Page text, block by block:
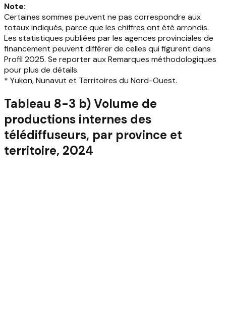
Note:
Certaines sommes peuvent ne pas correspondre aux
totaux indiqués, parce que les chiffres ont été arrondis.
Les statistiques publiées par les agences provinciales de
financement peuvent différer de celles qui figurent dans
Profil 2025. Se reporter aux Remarques méthodologiques
pour plus de détails.
* Yukon, Nunavut et Territoires du Nord-Ouest.
Tableau 8-3 b) Volume de
productions internes des
télédiffuseurs, par province et
territoire, 2024